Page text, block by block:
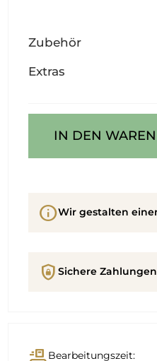
Zubehör
Extras
IN DEN
infoWir gestalten
shield_lock Sichere Zahlungen
conveyor_beltBearbeitungszeit: